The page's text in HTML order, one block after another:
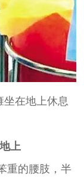
坐在地上休息
上
的腰肢，半